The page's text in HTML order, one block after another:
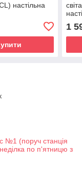
настільна
1
№1 (поруч станція
по п'ятницю з